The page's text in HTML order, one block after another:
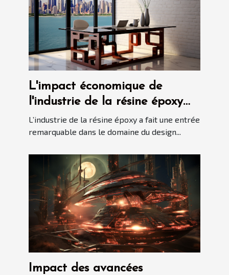
L'impact économique de
l'industrie de la résine époxy
sur le marché du design
intérieur
L’industrie de la résine époxy a fait une entrée
remarquable dans le domaine du design...
Impact des avancées